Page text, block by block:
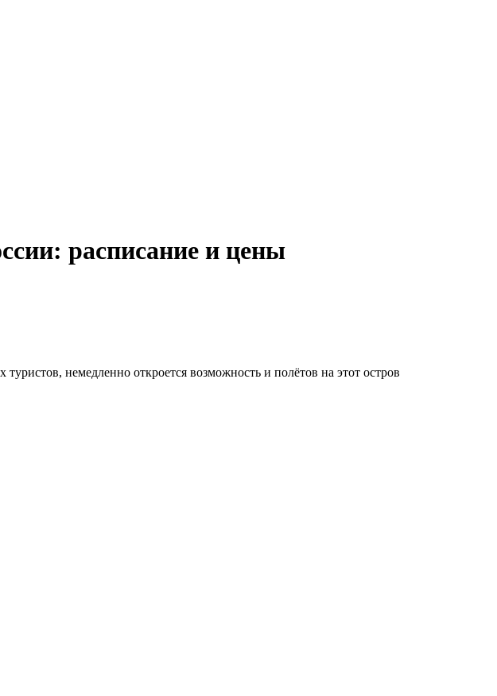
расписание и цены
немедленно откроется возможность и полётов на этот остров